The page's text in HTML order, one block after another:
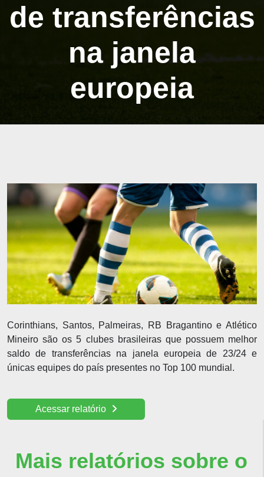
de transferências
na janela
europeia
Corinthians, Santos, Palmeiras, RB Bragantino e Atlético
Mineiro são os 5 clubes brasileiras que possuem melhor
saldo de transferências na janela europeia de 23/24 e
únicas equipes do país presentes no Top 100 mundial.
Acessar relatório
Mais relatórios sobre o